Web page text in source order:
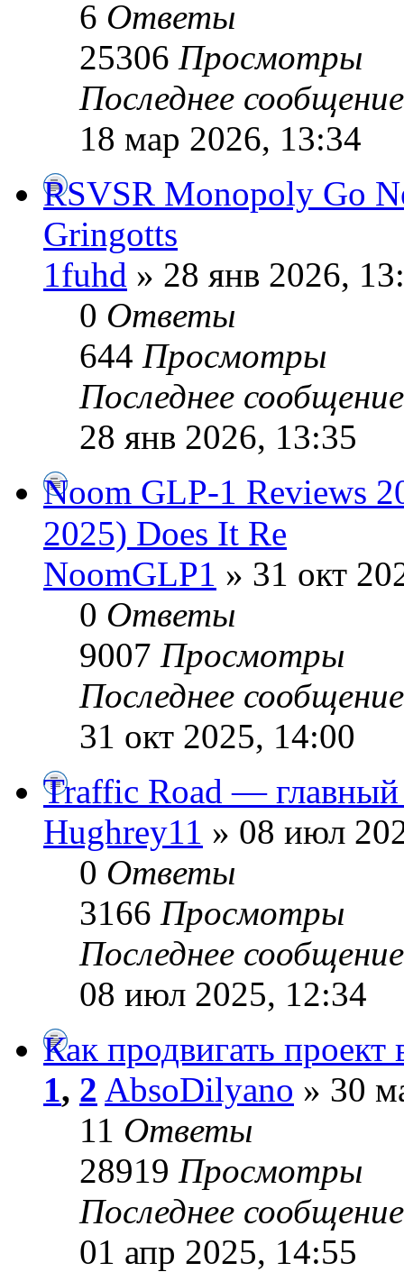
6 Ответы
25306 Просмотры
Последнее
18 мар 2026, 13:34
RSVSR Monopoly Go
Gringotts
1fuhd » 28 янв 2026,
0 Ответы
644 Просмотры
Последнее
28 янв 2026, 13:35
Noom GLP-1 Reviews
2025) Does It Re
NoomGLP1 » 31 окт
0 Ответы
9007 Просмотры
Последнее
31 окт 2025, 14:00
Traffic Road — главный
Hughrey11 » 08 июл
0 Ответы
3166 Просмотры
Последнее
08 июл 2025, 12:34
Как продвигать проект
1, 2 AbsoDilyano » 30
11 Ответы
28919 Просмотры
Последнее
01 апр 2025, 14:55